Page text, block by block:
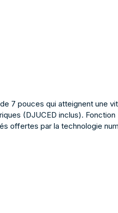
7 pouces qui atteignent une
(DJUCED inclus). Fonction
offertes par la technologie